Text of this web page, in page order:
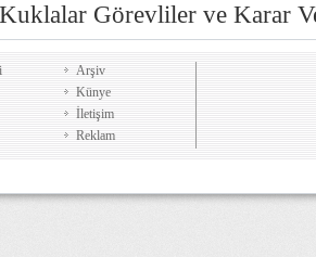
Kuklalar Görevliler ve Karar
Arşiv
Künye
İletişim
Reklam